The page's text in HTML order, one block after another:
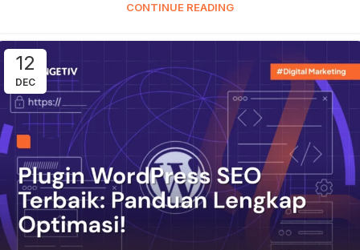
CONTINUE READING
12
DEC